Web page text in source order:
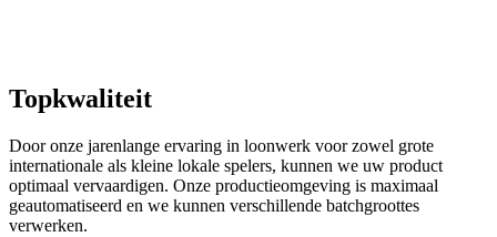
Topkwaliteit
Door onze jarenlange ervaring in loonwerk voor zowel grote
internationale als kleine lokale spelers, kunnen we uw product
optimaal vervaardigen. Onze productieomgeving is maximaal
geautomatiseerd en we kunnen verschillende batchgroottes
verwerken.